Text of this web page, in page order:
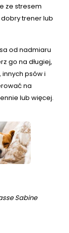
ze stresem
trener lub
od nadmiaru
go na długiej,
innych psów i
na
lub więcej.
Sabine